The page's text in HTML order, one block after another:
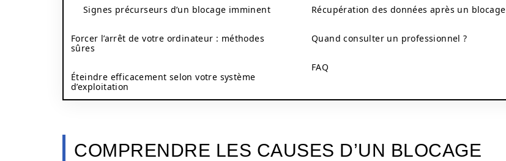
Signes précurseurs d’un blocage imminent
Forcer l’arrêt de votre ordinateur : méthodes
sûres
Éteindre efficacement selon votre système
d’exploitation
Récupération des données après un blocage
Quand consulter un professionnel ?
FAQ
COMPRENDRE LES CAUSES D’UN BLOCAGE